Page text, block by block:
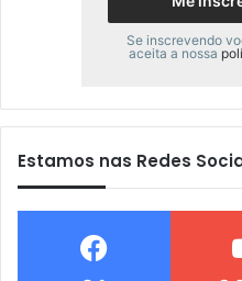
Se inscrevendo
aceita a nossa
Estamos nas Redes